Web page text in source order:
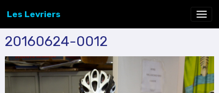
Les Levriers
20160624-0012